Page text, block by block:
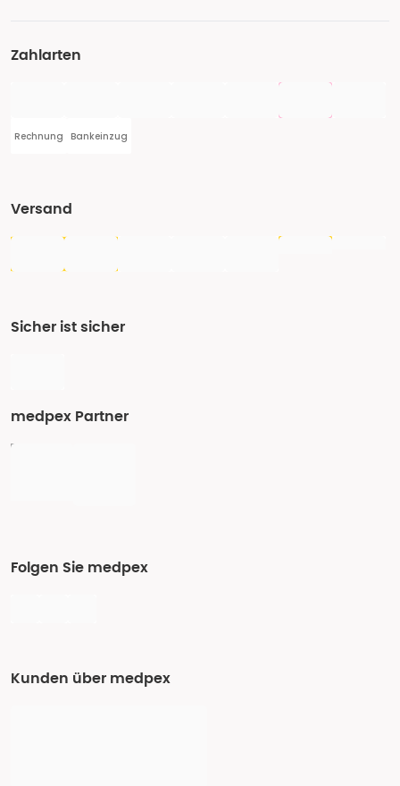
Zahlarten
Rechnung Bankeinzug
Versand
Sicher ist sicher
medpex Partner
Folgen Sie medpex
Kunden über medpex